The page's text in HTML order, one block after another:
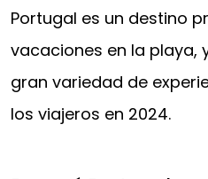
Portugal es un destino
vacaciones en la playa,
gran variedad de
los viajeros en 2024.